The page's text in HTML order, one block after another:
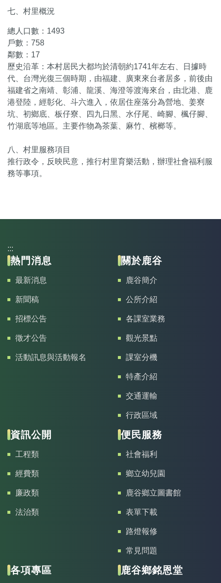
七、村里概況
總人口數：1493
戶數：758
鄰數：17
歷史沿革：本村居民大都均於清朝約1741年左右、日據時
代、台灣光復三個時期，由福建、廣東來台者居多，前後由
福建省之南靖、彰浦、龍溪、海澄等渡海來台，由北港、鹿
港登陸，經彰化、斗六進入，依居住座落分為營地、姜寮
坑、初鄉底、板仔寮、四九日黑、水仔尾、崎腳、楓仔腳、
竹湖底等地區。主要作物為茶葉、麻竹、檳榔等。
八、村里服務項目
推行政令，反映民意，推行村里育樂活動，辦理社會福利服
務等事項。
:::
熱門消息
最新消息
新聞稿
招標公告
徵才公告
活動訊息與活動報名
關於鹿谷
鹿谷簡介
公所介紹
各課室業務
觀光景點
課室分機
特產介紹
交通運輸
行政區域
資訊公開
工程類
經費類
廉政類
法治類
便民服務
社會福利
鄉立幼兒園
鹿谷鄉立圖書館
表單下載
路燈報修
常見問題
各項專區 鹿谷鄉銘恩堂